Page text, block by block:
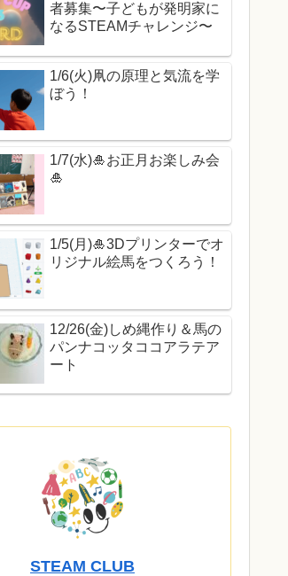
者募集〜子どもが発明家に
なるSTEAMチャレンジ〜
1/6(火)凧の原理と気流を学
ぼう！
1/7(水)🎍お正月お楽しみ会
🎍
1/5(月)🎍3Dプリンターでオ
リジナル絵馬をつくろう！
12/26(金)しめ縄作り＆馬の
パンナコッタココアラテア
ート
STEAM CLUB